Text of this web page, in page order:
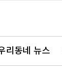
리동네 뉴스